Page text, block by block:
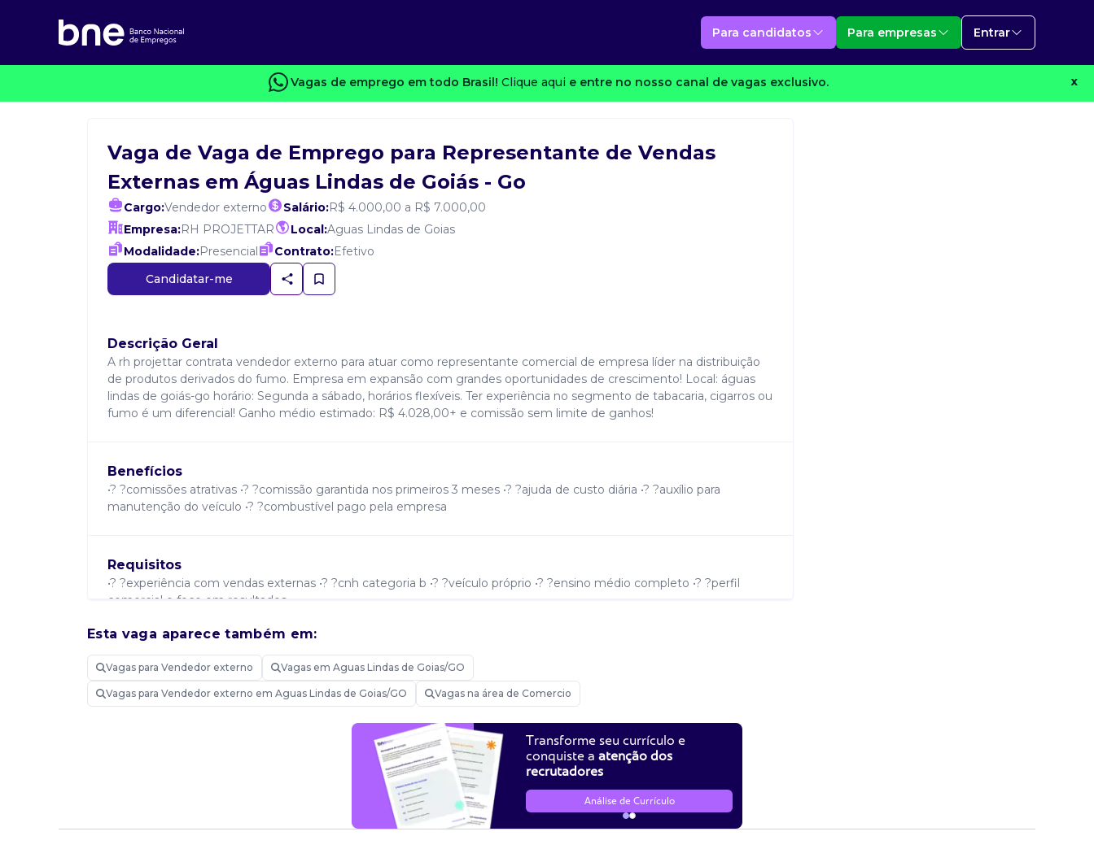
Para candidatos Para empresas Entrar
Vagas de emprego em todo Brasil! Clique aqui e entre no nosso canal de vagas exclusivo. X
Vaga de Vaga de Emprego para Representante de Vendas
Externas em Águas Lindas de Goiás - Go
Cargo:Vendedor externo Salário:R$ 4.000,00 a R$ 7.000,00
Empresa:RH PROJETTAR Local:Aguas Lindas de Goias
Modalidade:Presencial Contrato:Efetivo
Candidatar-me
Descrição Geral
A rh projettar contrata vendedor externo para atuar como representante comercial de empresa líder na distribuição
de produtos derivados do fumo. Empresa em expansão com grandes oportunidades de crescimento! Local: águas
lindas de goiás-go horário: Segunda a sábado, horários flexíveis. Ter experiência no segmento de tabacaria, cigarros ou
fumo é um diferencial! Ganho médio estimado: R$ 4.028,00+ e comissão sem limite de ganhos!
Benefícios
•? ?comissões atrativas •? ?comissão garantida nos primeiros 3 meses •? ?ajuda de custo diária •? ?auxílio para
manutenção do veículo •? ?combustível pago pela empresa
Requisitos
•? ?experiência com vendas externas •? ?cnh categoria b •? ?veículo próprio •? ?ensino médio completo •? ?perfil
comercial e foco em resultados
Atribuições
•? ?realizar vendas externas •? ?prospectar novos clientes •? ?negociar e fechar vendas •? ?gerenciar carteira de
clientes •? ?cumprir metas comerciais
Esta vaga aparece também em:
Vagas para Vendedor externo Vagas em Aguas Lindas de Goias/GO
Vagas para Vendedor externo em Aguas Lindas de Goias/GO Vagas na área de Comercio
Transforme seu currículo e
conquiste a atenção dos
recrutadores
Análise de Currículo